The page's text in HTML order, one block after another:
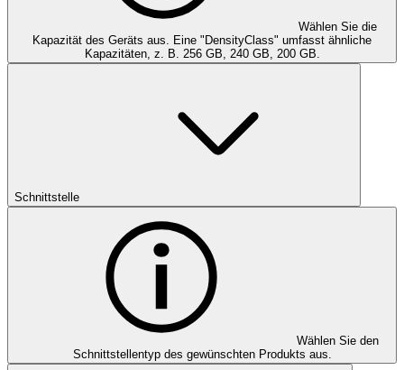
Wählen Sie die
Kapazität des Geräts aus. Eine "DensityClass" umfasst ähnliche
Kapazitäten, z. B. 256 GB, 240 GB, 200 GB.
Schnittstelle
Wählen Sie den
Schnittstellentyp des gewünschten Produkts aus.